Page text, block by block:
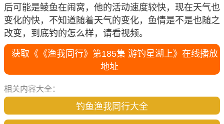
后可能是鲮鱼在闹窝，他的活动速度较快，现在天气也
变化的快，不知道随着天气的变化，鱼情是不是也随之
改变，到底钓的怎么样，请看视频。
获取《《渔我同行》第185集 游钓星湖上》在线播放
地址
相关内容大全：
钓鱼渔我同行大全